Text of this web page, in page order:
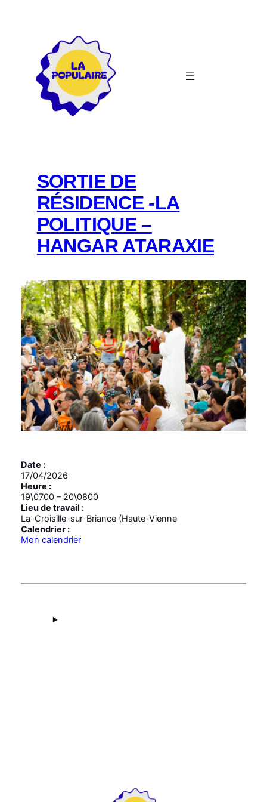
SORTIE DE
RÉSIDENCE -LA
POLITIQUE –
HANGAR ATARAXIE
Date :
17/04/2026
Heure :
19\0700– 20\0800
Lieu de travail :
La-Croisille-sur-Briance (Haute-Vienne
Calendrier :
Mon calendrier